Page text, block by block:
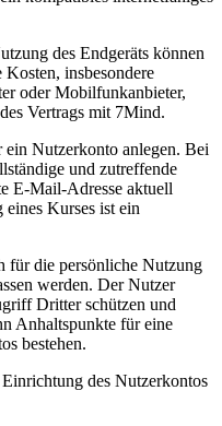
des Endgeräts können
insbesondere
oder Mobilfunkanbieter,
Vertrags mit 7Mind.
Nutzerkonto anlegen. Bei
und zutreffende
E-Mail-Adresse aktuell
Kurses ist ein
für die persönliche Nutzung
werden. Der Nutzer
Dritter schützen und
Anhaltspunkte für eine
bestehen.
des Nutzerkontos